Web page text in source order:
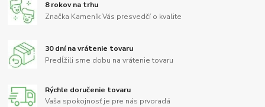
8 rokov na trhu
Značka Kameník Vás presvedčí o kvalite
30 dní na vrátenie tovaru
Predĺžili sme dobu na vrátenie tovaru
Rýchle doručenie tovaru
Vaša spokojnosť je pre nás prvoradá